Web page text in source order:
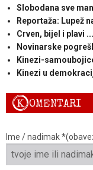
Slobodana sve
Reportaža: Lupež
Crven, bijel i plavi
Novinarske
Kinezi-
Kinezi u
KOMENTARI
Ime / nadimak